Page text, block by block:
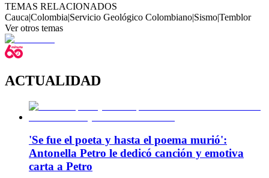
TEMAS RELACIONADOS
Cauca|Colombia|Servicio Geológico Colombiano|Sismo|Temblor
Ver otros temas
ACTUALIDAD
'Se fue el poeta y hasta el poema murió':
Antonella Petro le dedicó canción y emotiva
carta a Petro